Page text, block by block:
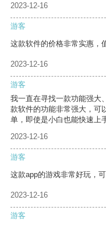
2023-12-16
游客
这款软件的价格非常实惠，
2023-12-16
游客
我一直在寻找一款功能强大
款软件的功能非常强大，可
单，即使是小白也能快速上
2023-12-16
游客
这款app的游戏非常好玩，
2023-12-16
游客